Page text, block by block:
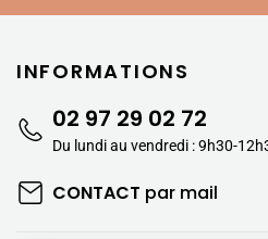
INFORMATIONS
02 97 29 02 72
Du lundi au vendredi : 9h30-
CONTACT par mail